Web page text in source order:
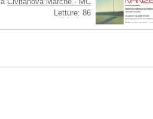
Letture: 86